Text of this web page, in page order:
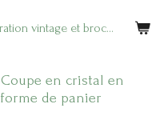
Objets anciens, décoration vintage et brocante en ligne
Coupe en cristal en
forme de panier